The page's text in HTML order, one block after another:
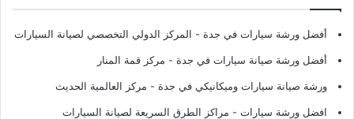
أفضل ورشة سيارات في جدة - المركز الدولي التخصصي لصيانة السيارات
أفضل ورشة صيانة سيارات في جدة - مركز قمة المنار
ورشة صيانة سيارات وميكانيكي في جدة - مركز العالمية الحديث
افضل ورشة سيارات - مراكز الطرق السريعة لصيانة السيارات